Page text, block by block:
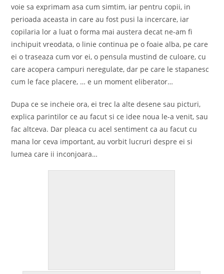
voie sa exprimam asa cum simtim, iar pentru copii, in
perioada aceasta in care au fost pusi la incercare, iar
copilaria lor a luat o forma mai austera decat ne-am fi
inchipuit vreodata, o linie continua pe o foaie alba, pe care
ei o traseaza cum vor ei, o pensula mustind de culoare, cu
care acopera campuri neregulate, dar pe care le stapanesc
cum le face placere, … e un moment eliberator…
Dupa ce se incheie ora, ei trec la alte desene sau picturi,
explica parintilor ce au facut si ce idee noua le-a venit, sau
fac altceva. Dar pleaca cu acel sentiment ca au facut cu
mana lor ceva important, au vorbit lucruri despre ei si
lumea care ii inconjoara…